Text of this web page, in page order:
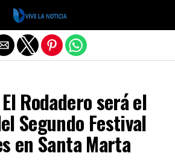
Rodadero será el
Segundo Festival
en Santa Marta
de la versión móvil